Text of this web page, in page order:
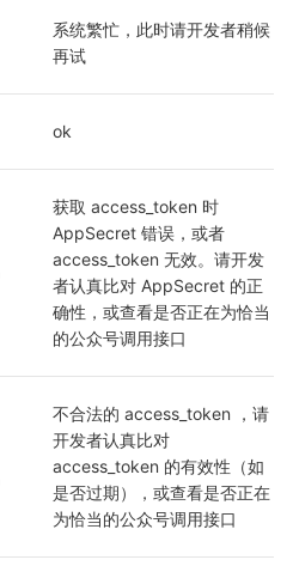
系统繁忙，此时请开发者稍候
再试
ok
获取 access_token 时
AppSecret 错误，或者
access_token 无效。请开发
者认真比对 AppSecret 的正
确性，或查看是否正在为恰当
的公众号调用接口
不合法的 access_token ，请
开发者认真比对
access_token 的有效性（如
是否过期），或查看是否正在
为恰当的公众号调用接口